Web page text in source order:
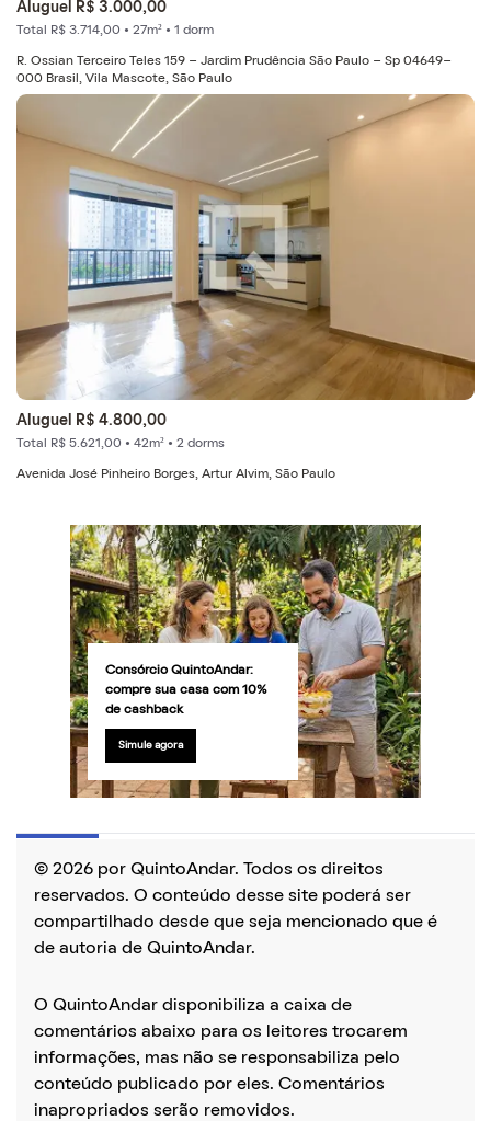
Aluguel R$ 3.000,00
Total R$ 3.714,00 • 27m² • 1 dorm
R. Ossian Terceiro Teles 159 - Jardim Prudência São Paulo - Sp 04649-
000 Brasil, Vila Mascote, São Paulo
Aluguel R$ 4.800,00
Total R$ 5.621,00 • 42m² • 2 dorms
Avenida José Pinheiro Borges, Artur Alvim, São Paulo
Consórcio QuintoAndar:
compre sua casa com 10%
de cashback
Simule agora
© 2026 por QuintoAndar. Todos os direitos
reservados. O conteúdo desse site poderá ser
compartilhado desde que seja mencionado que é
de autoria de QuintoAndar.
O QuintoAndar disponibiliza a caixa de
comentários abaixo para os leitores trocarem
informações, mas não se responsabiliza pelo
conteúdo publicado por eles. Comentários
inapropriados serão removidos.